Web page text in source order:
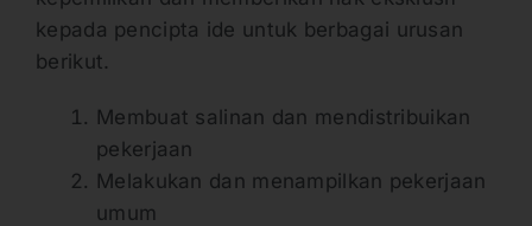
kepada pencipta ide untuk berbagai urusan
berikut.
Membuat salinan dan mendistribuikan
pekerjaan
Melakukan dan menampilkan pekerjaan
umum